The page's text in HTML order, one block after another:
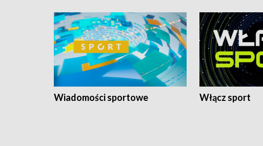
Wiadomości sportowe Włącz sport